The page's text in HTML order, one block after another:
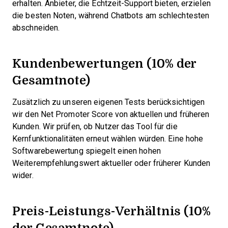
erhalten. Anbieter, die Echtzeit-Support bieten, erzielen
die besten Noten, während Chatbots am schlechtesten
abschneiden.
Kundenbewertungen (10% der
Gesamtnote)
Zusätzlich zu unseren eigenen Tests berücksichtigen
wir den Net Promoter Score von aktuellen und früheren
Kunden. Wir prüfen, ob Nutzer das Tool für die
Kernfunktionalitäten erneut wählen würden. Eine hohe
Softwarebewertung spiegelt einen hohen
Weiterempfehlungswert aktueller oder früherer Kunden
wider.
Preis-Leistungs-Verhältnis (10%